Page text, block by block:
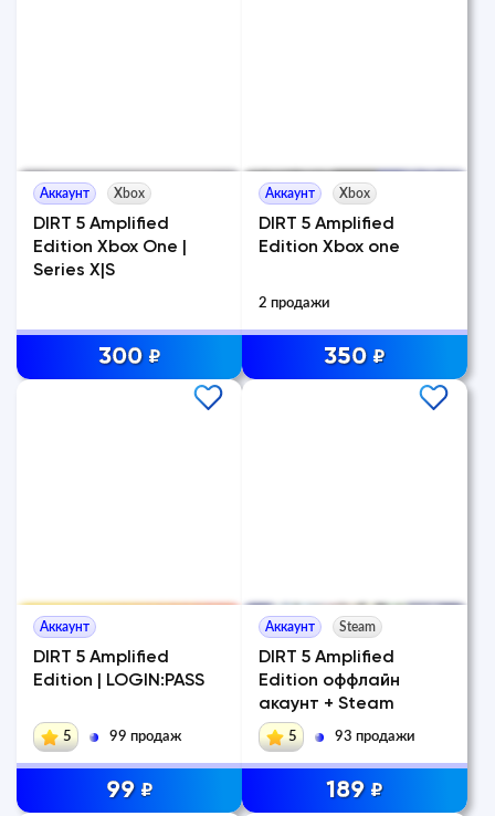
Аккаунт Xbox
DIRT 5 Amplified
Edition Xbox One |
Series X|S
300 ₽
Аккаунт Xbox
DIRT 5 Amplified
Edition Xbox one
2 продажи
350 ₽
Аккаунт
DIRT 5 Amplified
Edition | LOGIN:PASS
5 99 продаж
99 ₽
Аккаунт Steam
DIRT 5 Amplified
Edition оффлайн
акаунт + Steam
5 93 продажи
189 ₽